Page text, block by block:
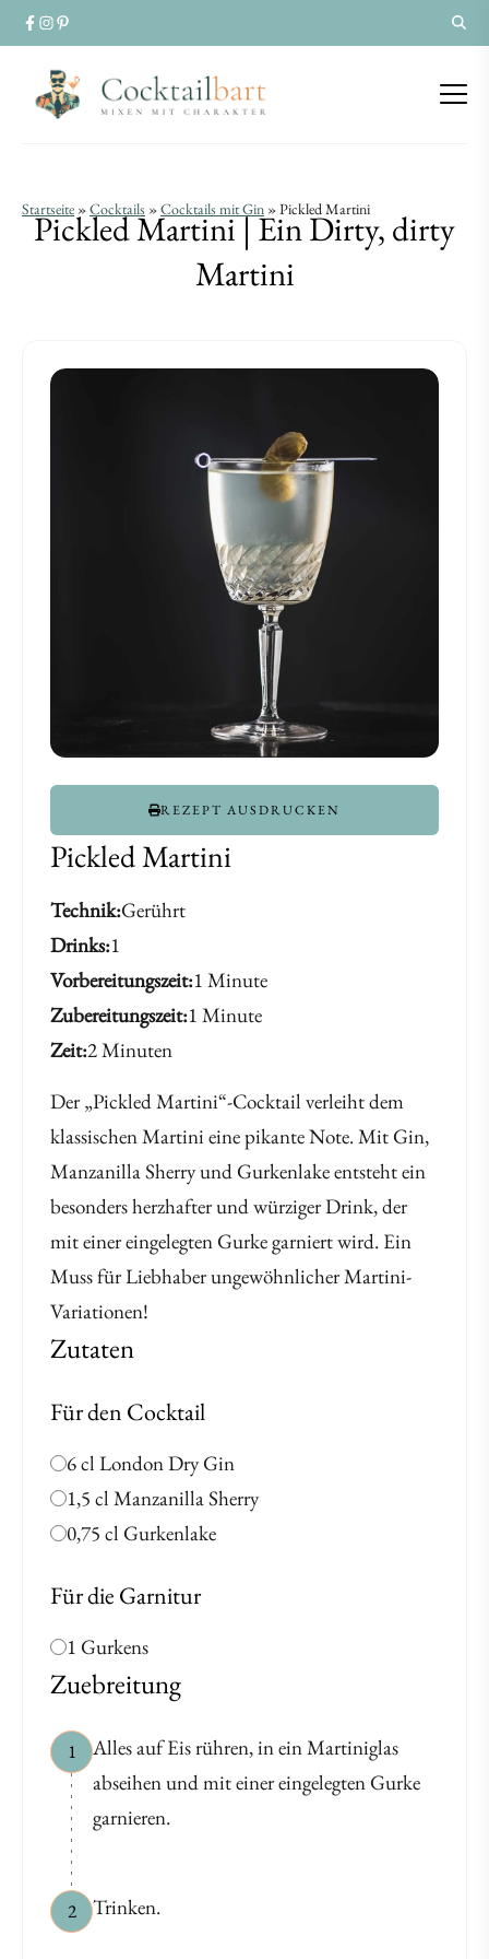
Pickled
Martini
Dirty,
Pickled
Martini
Dirty,
Startseite »Cocktails »Cocktails mit Gin »Pickled Martini
Pickled Martini | Ein Dirty, dirty
Martini
Pickled Martini
Technik Gerührt
Drinks 1
Vorbereitungszeit 1 Minute
Zubereitungszeit 1 Minute
Zeit 2 Minuten
Der „Pickled Martini“-Cocktail verleiht dem
klassischen Martini eine pikante Note. Mit Gin,
Manzanilla Sherry und Gurkenlake entsteht ein
besonders herzhafter und würziger Drink, der
mit einer eingelegten Gurke garniert wird. Ein
Muss für Liebhaber ungewöhnlicher Martini-
Variationen!
REZEPT AUSDRUCKEN
Zutaten
Für den Cocktail
6 cl London Dry Gin
1,5 cl Manzanilla Sherry
0,75 cl Gurkenlake
Für die Garnitur
1 Gurkens
Zuebreitung
1
Alles auf Eis rühren, in ein Martiniglas
abseihen und mit einer eingelegten Gurke
garnieren.
2 Trinken.